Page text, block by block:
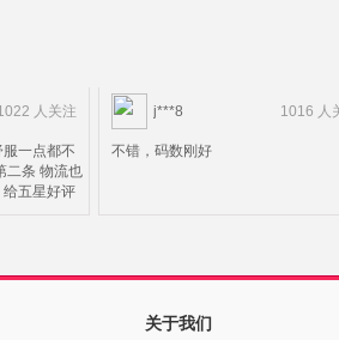
人关注
一点都不
二条 物流也
五星好评
j***8 1016 人
不错，码数刚好
关于我们